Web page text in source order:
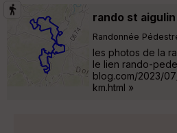
rando st aigulin
Randonnée
les photos de la
le lien rando-
blog.com/2023/
km.html »